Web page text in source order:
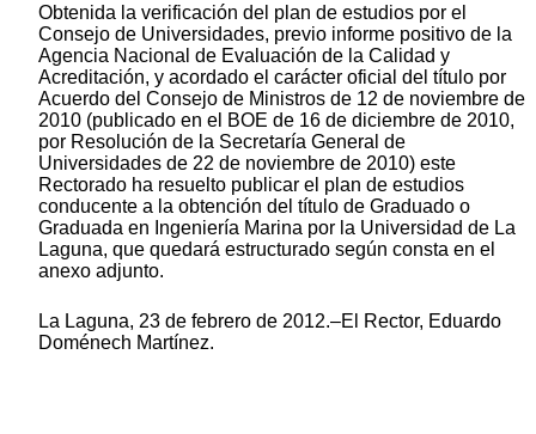
Obtenida la verificación del plan de estudios por el
Consejo de Universidades, previo informe positivo de la
Agencia Nacional de Evaluación de la Calidad y
Acreditación, y acordado el carácter oficial del título por
Acuerdo del Consejo de Ministros de 12 de noviembre de
2010 (publicado en el BOE de 16 de diciembre de 2010,
por Resolución de la Secretaría General de
Universidades de 22 de noviembre de 2010) este
Rectorado ha resuelto publicar el plan de estudios
conducente a la obtención del título de Graduado o
Graduada en Ingeniería Marina por la Universidad de La
Laguna, que quedará estructurado según consta en el
anexo adjunto.
La Laguna, 23 de febrero de 2012.–El Rector, Eduardo
Doménech Martínez.